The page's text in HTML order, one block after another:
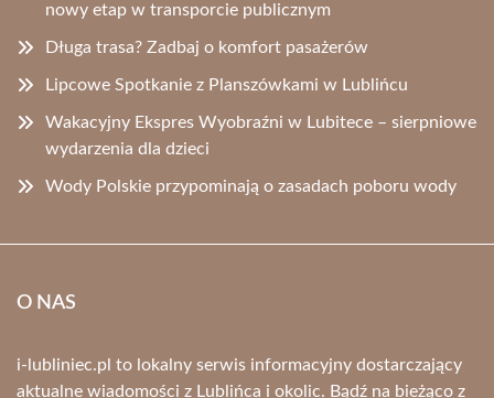
nowy etap w transporcie publicznym
Długa trasa? Zadbaj o komfort pasażerów
Lipcowe Spotkanie z Planszówkami w Lublińcu
Wakacyjny Ekspres Wyobraźni w Lubitece – sierpniowe
wydarzenia dla dzieci
Wody Polskie przypominają o zasadach poboru wody
O NAS
i-lubliniec.pl to lokalny serwis informacyjny dostarczający
aktualne wiadomości z Lublińca i okolic. Bądź na bieżąco z